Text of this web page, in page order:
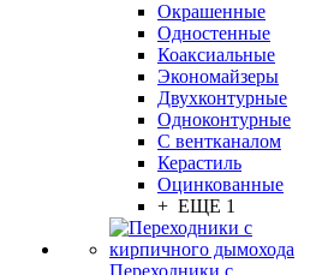
Окрашенные
Одностенные
Коаксиальные
Экономайзеры
Двухконтурные
Одноконтурные
С вентканалом
Керастиль
Оцинкованные
+ ЕЩЕ 1
Переходники с